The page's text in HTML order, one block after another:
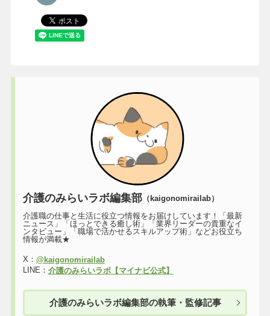
介護のみらいラボ編集部（kaigonomirailab）
介護職の仕事と生活に役立つ情報をお届けしています！「最新
ニュース」「ほっとできる癒し術」「業界リーダーの貴重なイ
ンタビュー」「職場で活かせるスキルアップ術」などお役立ち
情報が満載★
X： @kaigonomirailab
LINE： 介護のみらいラボ【マイナビ公式】
介護のみらいラボ編集部の執筆・監修記事